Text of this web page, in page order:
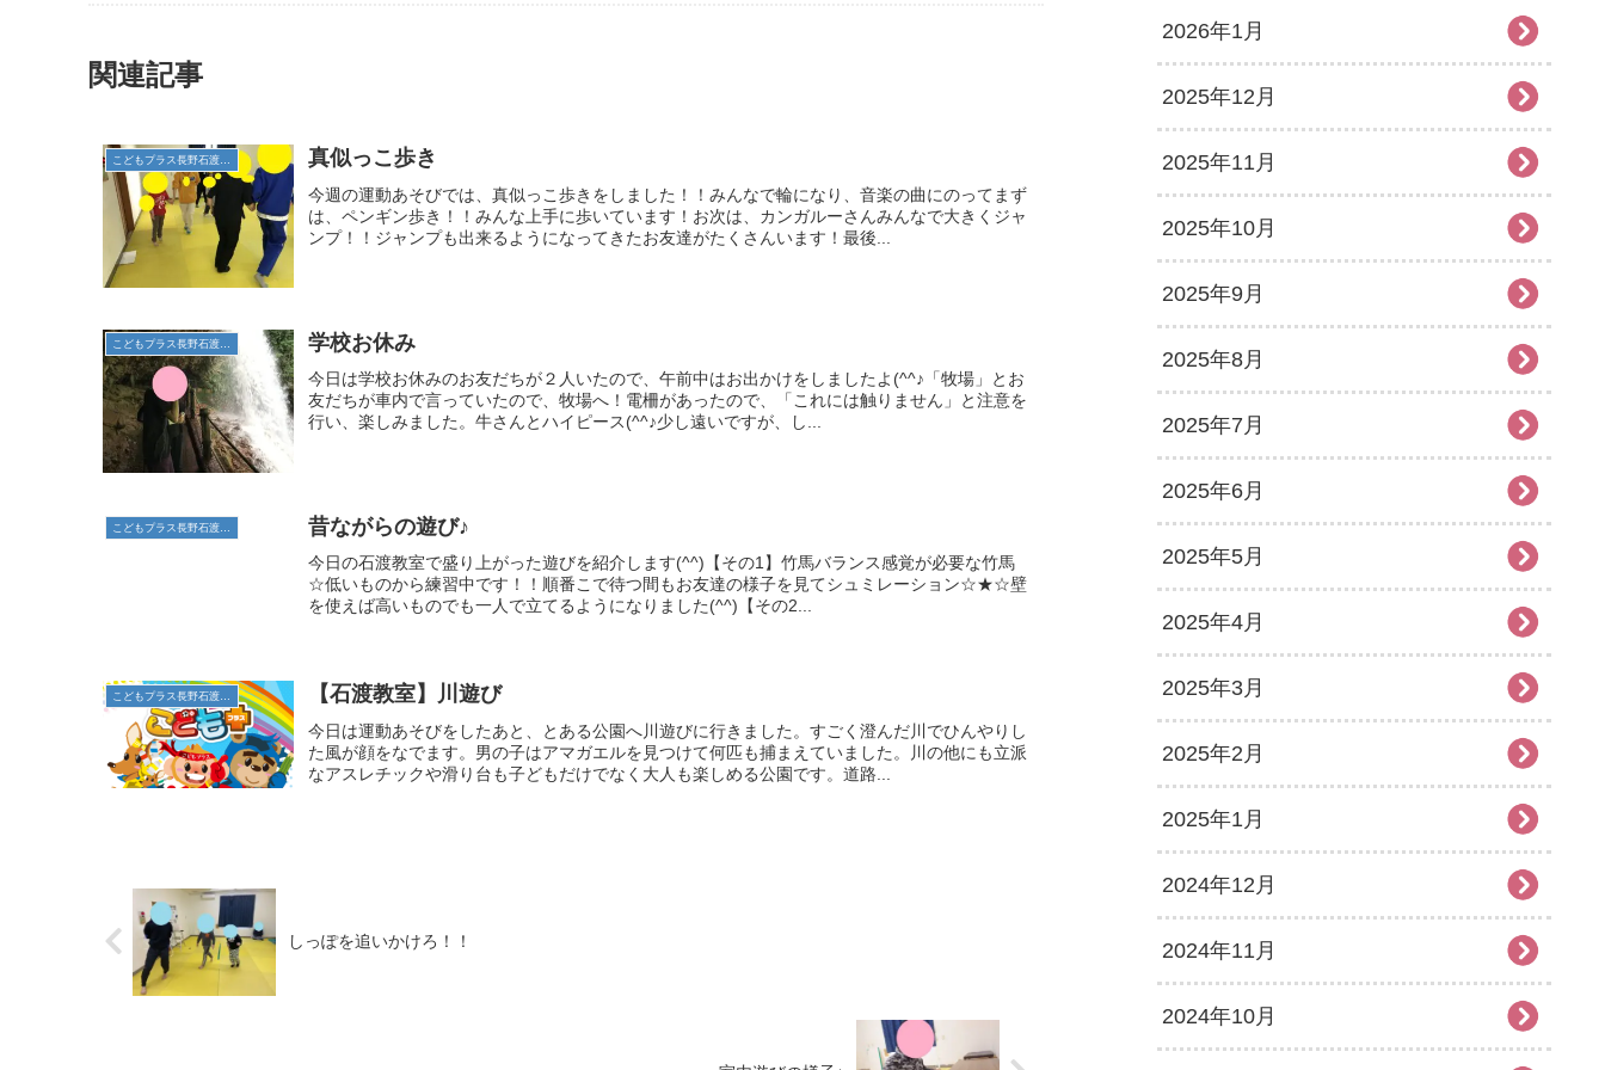
関連記事
真似っこ歩き
今週の運動あそびでは、真似っこ歩きをしました！！みんなで輪になり、音楽の曲にのってまず
は、ペンギン歩き！！みんな上手に歩いています！お次は、カンガルーさんみんなで大きくジャ
ンプ！！ジャンプも出来るようになってきたお友達がたくさんいます！最後...
学校お休み
今日は学校お休みのお友だちが２人いたので、午前中はお出かけをしましたよ(^^♪「牧場」とお
友だちが車内で言っていたので、牧場へ！電柵があったので、「これには触りません」と注意を
行い、楽しみました。牛さんとハイピース(^^♪少し遠いですが、し...
昔ながらの遊び♪
今日の石渡教室で盛り上がった遊びを紹介します(^^)【その1】竹馬バランス感覚が必要な竹馬
☆低いものから練習中です！！順番こで待つ間もお友達の様子を見てシュミレーション☆★☆壁
を使えば高いものでも一人で立てるようになりました(^^)【その2...
【石渡教室】川遊び
今日は運動あそびをしたあと、とある公園へ川遊びに行きました。すごく澄んだ川でひんやりし
た風が顔をなでます。男の子はアマガエルを見つけて何匹も捕まえていました。川の他にも立派
なアスレチックや滑り台も子どもだけでなく大人も楽しめる公園です。道路...
しっぽを追いかけろ！！
2026年1月
2025年12月
2025年11月
2025年10月
2025年9月
2025年8月
2025年7月
2025年6月
2025年5月
2025年4月
2025年3月
2025年2月
2025年1月
2024年12月
2024年11月
2024年10月